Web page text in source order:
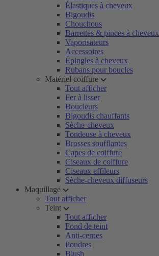
Élastiques à cheveux
Bigoudis
Chouchous
Barrettes & pinces à cheveux
Vaporisateurs
Accessoires
Épingles à cheveux
Rubans pour boucles
Matériel coiffure
Tout afficher
Fer à lisser
Boucleurs
Bigoudis chauffants
Sèche-cheveux
Tondeuse à cheveux
Brosses soufflantes
Capes de coiffure
Ciseaux de coiffure
Ciseaux effileurs
Sèche-cheveux diffuseurs
Maquillage
Tout afficher
Teint
Tout afficher
Fond de teint
Anti-cernes
Poudres
Blush